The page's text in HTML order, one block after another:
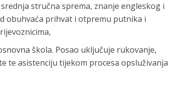
stručna sprema, znanje engleskog i
obuhvaća prihvat i otpremu putnika i
škola. Posao uključuje rukovanje,
te asistenciju tijekom procesa opsluživanja